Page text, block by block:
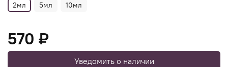
2мл 5мл 10мл
570 ₽
Уведомить о наличии